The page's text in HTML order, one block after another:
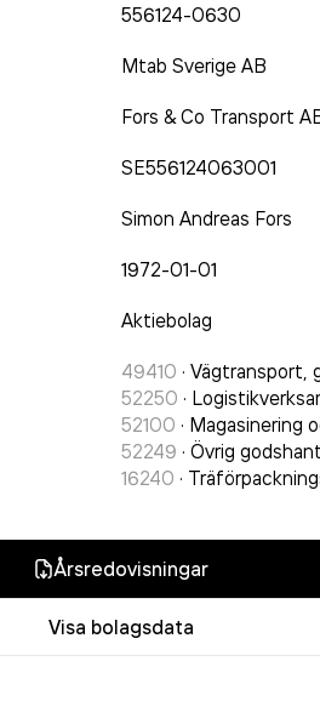
556124-0630
Mtab Sverige AB
Fors & Co Transport
SE556124063001
Simon Andreas Fors
1972-01-01
Aktiebolag
49410 · Vägtransport,
52250 ·
52100 · Magasinering
52249 · Övrig
16240 ·
Årsredovisningar
Visa bolagsdata